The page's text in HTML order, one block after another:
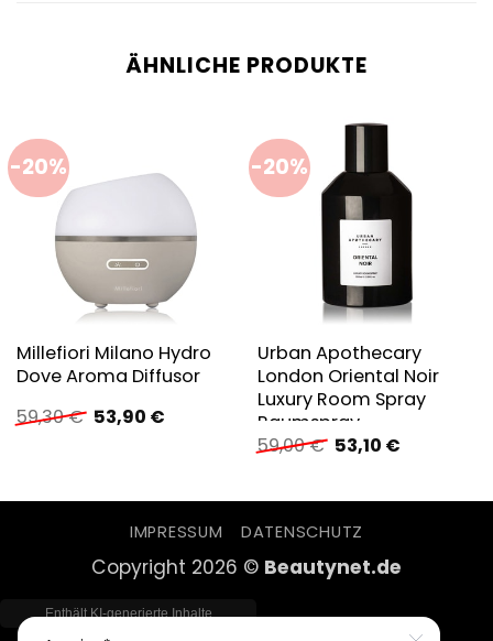
ÄHNLICHE PRODUKTE
-20%
Millefiori Milano Hydro
Dove Aroma Diffusor
59,30€ Ursprünglicher
Preis
53,90 €Aktueller
-20%
Urban Apothecary
London Oriental Noir
Luxury Room Spray
Raumspray
59,00€ Ursprünglicher
Preis
59,00 €
53,10 €Aktueller
53,10 €.
IMPRESSUM DATENSCHUTZ
Copyright 2026 © Beautynet.de